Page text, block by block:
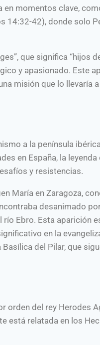
en momentos clave,
14:32-42), donde solo
que significa “hijos
y apasionado. Este
misión que lo llevaría a
a la península
en España, la leyenda
y resistencias.
María en Zaragoza,
desanimado
Ebro. Esta aparición
en la
del Pilar, que
orden del rey Herodes
está relatada en los